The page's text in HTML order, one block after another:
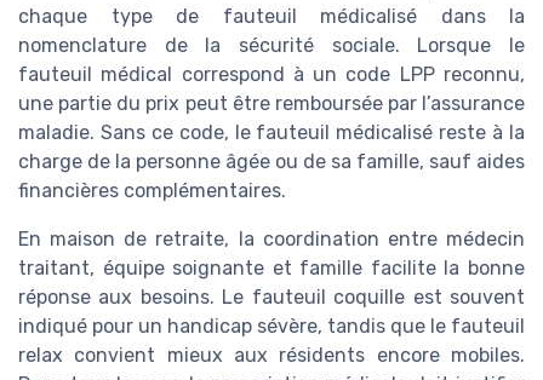
chaque type de fauteuil médicalisé dans la
nomenclature de la sécurité sociale. Lorsque le
fauteuil médical correspond à un code LPP reconnu,
une partie du prix peut être remboursée par l’assurance
maladie. Sans ce code, le fauteuil médicalisé reste à la
charge de la personne âgée ou de sa famille, sauf aides
financières complémentaires.
En maison de retraite, la coordination entre médecin
traitant, équipe soignante et famille facilite la bonne
réponse aux besoins. Le fauteuil coquille est souvent
indiqué pour un handicap sévère, tandis que le fauteuil
relax convient mieux aux résidents encore mobiles.